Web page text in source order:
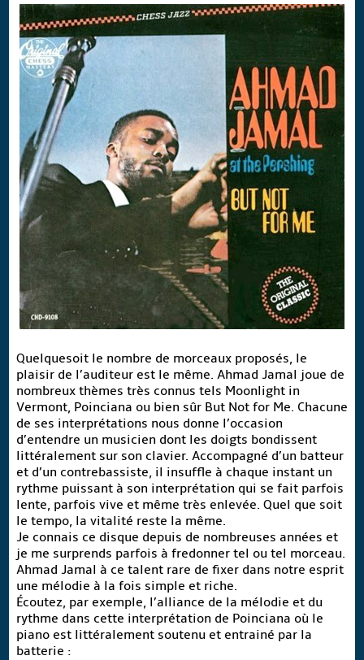
Quelquesoit le nombre de morceaux proposés, le
plaisir de l’auditeur est le même. Ahmad Jamal joue de
nombreux thèmes très connus tels Moonlight in
Vermont, Poinciana ou bien sûr But Not for Me. Chacune
de ses interprétations nous donne l’occasion
d’entendre un musicien dont les doigts bondissent
littéralement sur son clavier. Accompagné d’un batteur
et d’un contrebassiste, il insuffle à chaque instant un
rythme puissant à son interprétation qui se fait parfois
lente, parfois vive et même très enlevée. Quel que soit
le tempo, la vitalité reste la même.
Je connais ce disque depuis de nombreuses années et
je me surprends parfois à fredonner tel ou tel morceau.
Ahmad Jamal à ce talent rare de fixer dans notre esprit
une mélodie à la fois simple et riche.
Écoutez, par exemple, l’alliance de la mélodie et du
rythme dans cette interprétation de Poinciana où le
piano est littéralement soutenu et entrainé par la
batterie :